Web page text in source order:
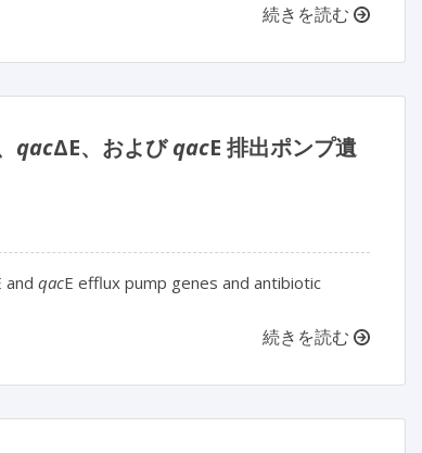
続きを読む
qacΔE、およびqacE 排出ポンプ遺
and qacE efflux pump genes and antibiotic
続きを読む